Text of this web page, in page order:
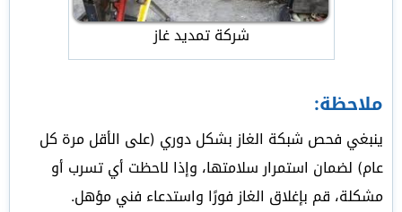
شركة تمديد غاز
ملاحظة:
ينبغي فحص شبكة الغاز بشكل دوري (على الأقل مرة كل
عام) لضمان استمرار سلامتها، وإذا لاحظت أي تسرب أو
مشكلة، قم بإغلاق الغاز فورًا واستدعاء فني مؤهل.